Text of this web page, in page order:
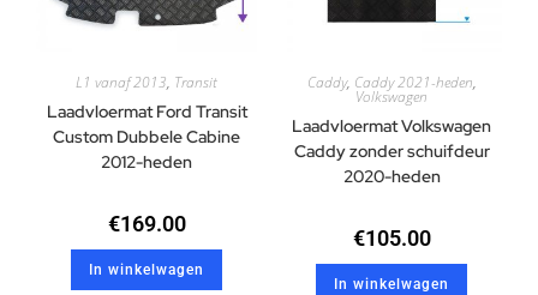
L1 vanaf 2013, Transit
Laadvloermat Ford Transit
Custom Dubbele Cabine
2012-heden
€169.00
In winkelwagen
Caddy, Caddy 2021-heden,
Volkswagen
Laadvloermat Volkswagen
Caddy zonder schuifdeur
2020-heden
€105.00
In winkelwagen